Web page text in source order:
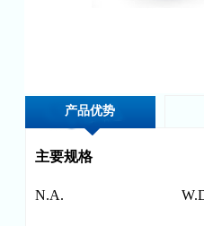
产品优势
主要规格
N.A.